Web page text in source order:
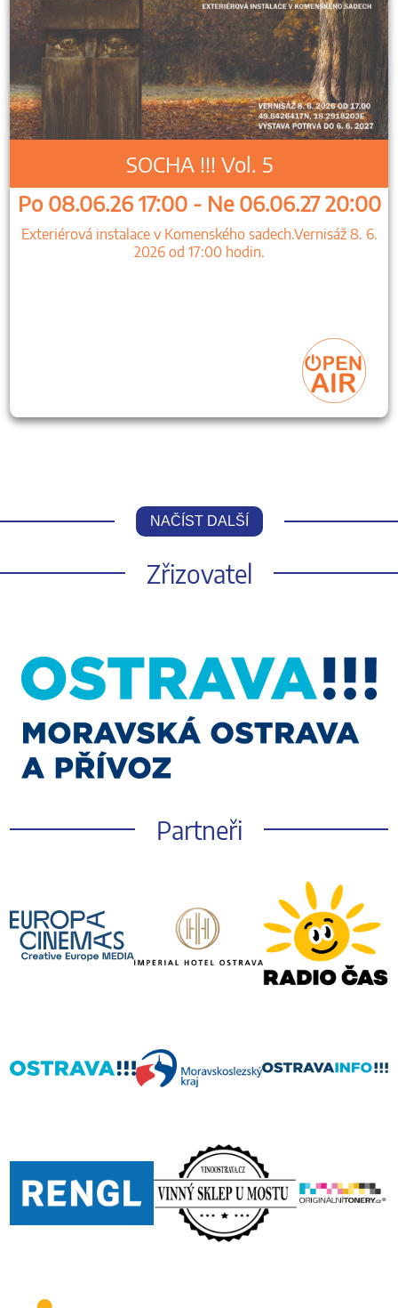
SOCHA !!! Vol. 5
Po 08.06.26 17:00 - Ne 06.06.27 20:00
Exteriérová instalace v Komenského sadech.Vernisáž 8. 6.
2026 od 17:00 hodin.
NAČÍST DALŠÍ
Zřizovatel
Partneři